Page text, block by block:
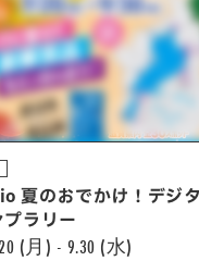
夏のおでかけ！デジ
プラリー
(月) - 9.30 (水)